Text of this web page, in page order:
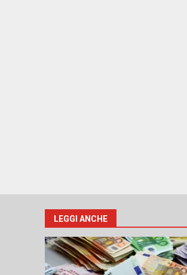
LEGGI ANCHE